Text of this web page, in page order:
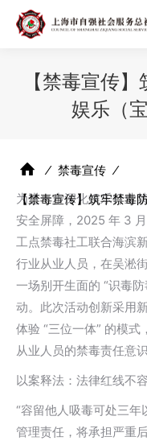
【禁毒宣传
娱乐（
⁄ 禁毒宣传 ⁄
【禁毒宣传】筑牢禁毒
为进一步深化娱乐行业
安全屏障，2025 年 3
工点禁毒社工联合海滨
行业从业人员，在吴淞
一场别开生面的 “识毒
动。此次活动创新采用
体验 “三位一体” 的模
从业人员的禁毒责任意
以案释法：法律红线不
“容留他人吸毒可处三
管理责任，将承担严重